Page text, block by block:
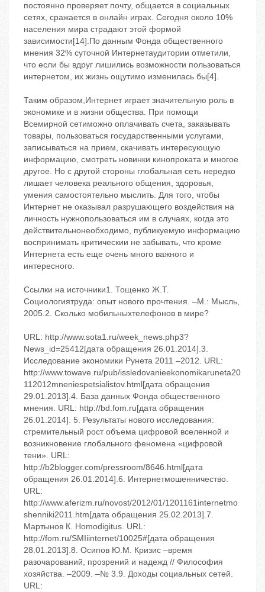
постоянно проверяет почту, общается в социальных
сетях, сражается в онлайн играх. Сегодня около 10%
населения мира страдают этой формой
зависимости[14].По данным Фонда общественного
мнения 32% суточной Интернетаудитории отметили,
что если бы вдруг лишились возможности пользоваться
интернетом, их жизнь ощутимо изменилась бы[4].
Таким образом,Интернет играет значительную роль в
экономике и в жизни общества. При помощи
Всемирной сетиможно оплачивать счета, заказывать
товары, пользоваться государственными услугами,
записываться на прием, скачивать интересующую
информацию, смотреть новинки кинопроката и многое
другое. Но с другой стороны глобальная сеть нередко
лишает человека реального общения, здоровья,
умения самостоятельно мыслить. Для того, чтобы
Интернет не оказывал разрушающего воздействия на
личность нужнопользоваться им в случаях, когда это
действительнонеобходимо, публикуемую информацию
воспринимать критическии не забывать, что кроме
Интернета есть еще очень много важного и
интересного.
Ссылки на источники1. Тощенко Ж.Т.
Социологиятруда: опыт нового прочтения. –М.: Мысль,
2005.2. Сколько мобильныхтелефонов в мире?
URL: http://www.sota1.ru/week_news.php3?
News_id=25412[дата обращения 26.01.2014].3.
Исследование экономики Рунета 2011 –2012. URL:
http://www.towave.ru/pub/issledovanieekonomikaruneta20
112012mneniespetsialistov.html[дата обращения
29.01.2013].4. База данных Фонда общественного
мнения. URL: http://bd.fom.ru[дата обращения
26.01.2014]. 5. Результаты нового исследования:
стремительный рост объема цифровой вселенной и
возникновение глобального феномена «цифровой
тени». URL:
http://b2blogger.com/pressroom/8646.html[дата
обращения 26.01.2014].6. Интернетмошенничество.
URL:
http://www.aferizm.ru/novost/2012/01/1201161internetmo
shenniki2011.htm[дата обращения 25.02.2013].7.
Мартынов К. Homodigitus. URL:
http://fom.ru/SMIiinternet/10025#[дата обращения
28.01.2013].8. Осипов Ю.М. Кризис –время
разочарований, прозрений и надежд // Философия
хозяйства. –2009. –№ 3.9. Доходы социальных сетей.
URL: